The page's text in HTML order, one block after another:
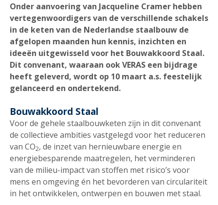
Onder aanvoering van Jacqueline Cramer hebben
vertegenwoordigers van de verschillende schakels
in de keten van de Nederlandse staalbouw de
afgelopen maanden hun kennis, inzichten en
ideeën uitgewisseld voor het Bouwakkoord Staal.
Dit convenant, waaraan ook VERAS een bijdrage
heeft geleverd, wordt op 10 maart a.s. feestelijk
gelanceerd en ondertekend.
Bouwakkoord Staal
Voor de gehele staalbouwketen zijn in dit convenant
de collectieve ambities vastgelegd voor het reduceren
van CO2, de inzet van hernieuwbare energie en
energiebesparende maatregelen, het verminderen
van de milieu-impact van stoffen met risico’s voor
mens en omgeving én het bevorderen van circulariteit
in het ontwikkelen, ontwerpen en bouwen met staal.